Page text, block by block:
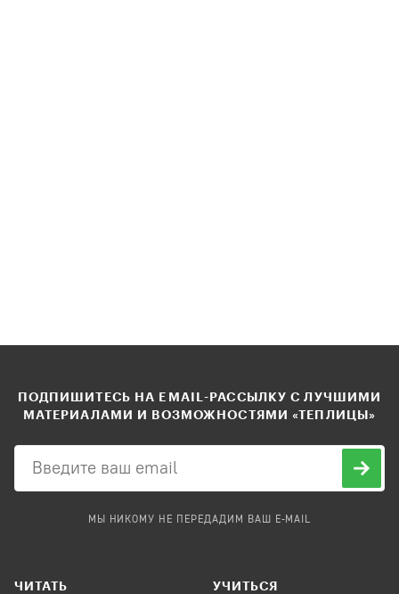
ПОДПИШИТЕСЬ НА EMAIL-РАССЫЛКУ С ЛУЧШИМИ
МАТЕРИАЛАМИ И ВОЗМОЖНОСТЯМИ «ТЕПЛИЦЫ»
МЫ НИКОМУ НЕ ПЕРЕДАДИМ ВАШ E-MAIL
ЧИТАТЬ УЧИТЬСЯ